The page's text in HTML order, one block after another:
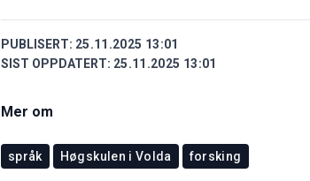
PUBLISERT: 25.11.2025 13:01
SIST OPPDATERT: 25.11.2025 13:01
Mer om
språk Høgskulen i Volda forsking